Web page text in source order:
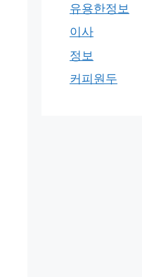
유용한정보
이사
정보
커피원두